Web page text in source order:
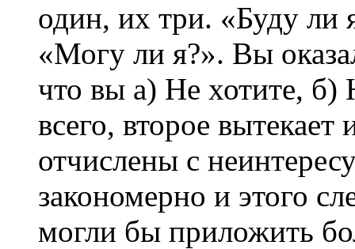
один, их три. «Буду ли
«Могу ли я?». Вы
что вы а) Не хотите, б)
всего, второе
отчислены с
закономерно и этого
могли бы приложить